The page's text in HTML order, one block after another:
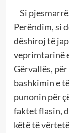
Si
Perëndim, si
dëshiroj të
veprimtarinë
Gërvallës,
bashkimin e
punonin për
faktet flasin,
këtë të